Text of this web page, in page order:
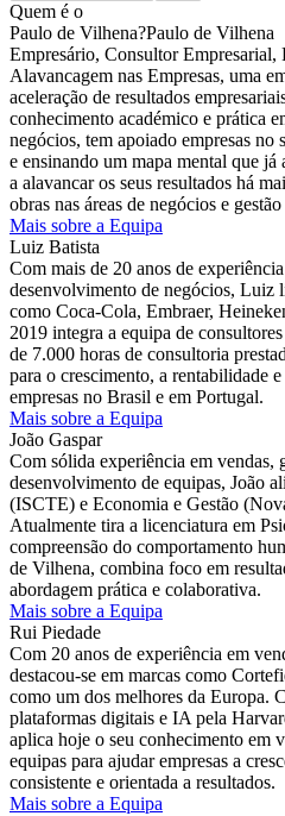
Quem é o
Paulo de Vilhena?Paulo de Vilhena
Empresário, Consultor Empresarial,
Alavancagem nas Empresas, uma
aceleração de resultados
conhecimento académico e prática
negócios, tem apoiado empresas no
e ensinando um mapa mental que
a alavancar os seus resultados há
obras nas áreas de negócios e
Mais sobre a Equipa
Luiz Batista
Com mais de 20 anos de
desenvolvimento de negócios, Luiz
como Coca-Cola, Embraer,
2019 integra a equipa de
de 7.000 horas de consultoria
para o crescimento, a rentabilidade
empresas no Brasil e em Portugal.
Mais sobre a Equipa
João Gaspar
Com sólida experiência em vendas,
desenvolvimento de equipas, João
(ISCTE) e Economia e Gestão
Atualmente tira a licenciatura em
compreensão do comportamento
de Vilhena, combina foco em
abordagem prática e colaborativa.
Mais sobre a Equipa
Rui Piedade
Com 20 anos de experiência em
destacou-se em marcas como
como um dos melhores da Europa.
plataformas digitais e IA pela
aplica hoje o seu conhecimento em
equipas para ajudar empresas a
consistente e orientada a resultados.
Mais sobre a Equipa